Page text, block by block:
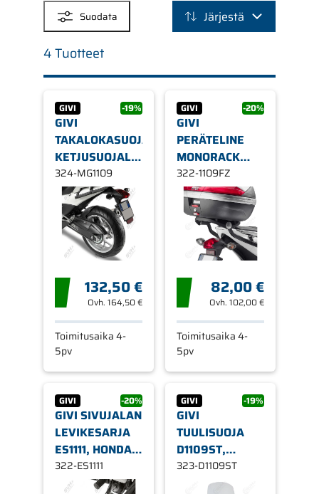
Suodata Järjestä
4 Tuotteet
GIVI -19%
GIVI
TAKALOKASUOJA
KETJUSUOJALLA
MG1109, HONDA
USEITA
MALLEJA
324-MG1109
132,50 €
Ovh. 164,50 €
Toimitusaika 4-
5pv
GIVI -20%
GIVI
PERÄTELINE
MONORACK
1109FZ, HONDA
INTEGRA 700
12-13
322-1109FZ
82,00 €
Ovh.102,00 €
Toimitusaika 4-
5pv
GIVI -20%
GIVI SIVUJALAN
LEVIKESARJA
ES1111, HONDA
USEITA
MALLEJA
322-ES1111
GIVI -19%
GIVI
TUULISUOJA
D1109ST,
KIRKAS HONDA
INTEGRA 700 /
323-D1109ST